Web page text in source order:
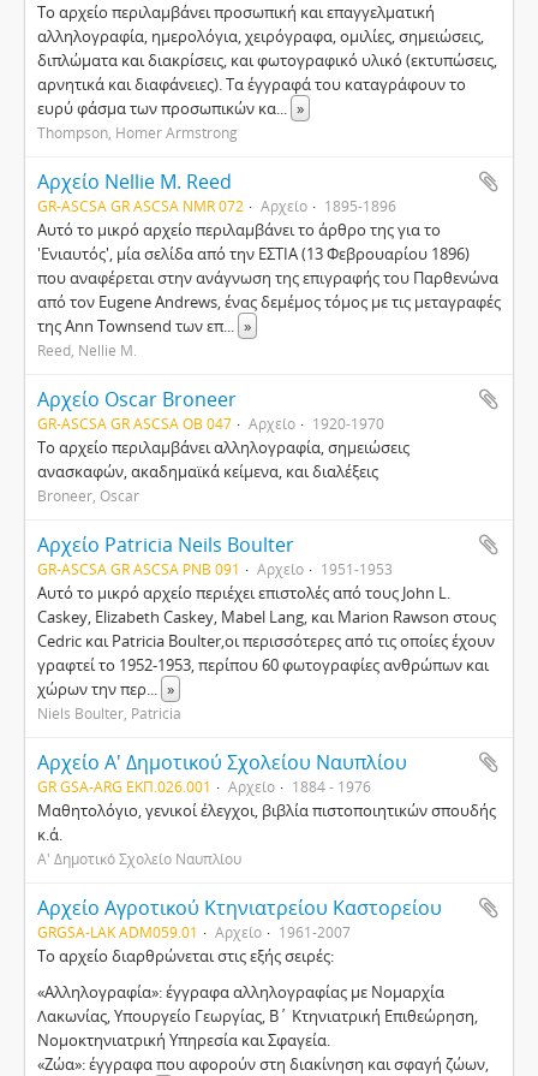
Το αρχείο περιλαμβάνει προσωπική και επαγγελματική
αλληλογραφία, ημερολόγια, χειρόγραφα, ομιλίες, σημειώσεις,
διπλώματα και διακρίσεις, και φωτογραφικό υλικό (εκτυπώσεις,
αρνητικά και διαφάνειες). Τα έγγραφά του καταγράφουν το
ευρύ φάσμα των προσωπικών κα... »
Thompson, Homer Armstrong
Αρχείο Nellie M. Reed
GR-ASCSA GR ASCSA NMR 072 Αρχείο 1895-1896
Αυτό το μικρό αρχείο περιλαμβάνει το άρθρο της για το
'Ενιαυτός', μία σελίδα από την ΕΣΤΙΑ (13 Φεβρουαρίου 1896)
που αναφέρεται στην ανάγνωση της επιγραφής του Παρθενώνα
από τον Eugene Andrews, ένας δεμέμος τόμος με τις μεταγραφές
της Ann Townsend των επ... »
Reed, Nellie M.
Αρχείο Oscar Broneer
GR-ASCSA GR ASCSA OB 047 Αρχείο 1920-1970
Το αρχείο περιλαμβάνει αλληλογραφία, σημειώσεις
ανασκαφών, ακαδημαϊκά κείμενα, και διαλέξεις
Broneer, Oscar
Αρχείο Patricia Neils Boulter
GR-ASCSA GR ASCSA PNB 091 Αρχείο 1951-1953
Αυτό το μικρό αρχείο περιέχει επιστολές από τους John L.
Caskey, Elizabeth Caskey, Mabel Lang, και Marion Rawson στους
Cedric και Patricia Boulter,οι περισσότερες από τις οποίες έχουν
γραφτεί το 1952-1953, περίπου 60 φωτογραφίες ανθρώπων και
χώρων την περ... »
Niels Boulter, Patricia
Αρχείο Α' Δημοτικού Σχολείου Ναυπλίου
GR GSA-ARG ΕΚΠ.026.001 Αρχείο 1884 - 1976
Μαθητολόγιο, γενικοί έλεγχοι, βιβλία πιστοποιητικών σπουδής
κ.ά.
Α' Δημοτικό Σχολείο Ναυπλίου
Αρχείο Αγροτικού Κτηνιατρείου Καστορείου
GRGSA-LAK ADM059.01 Αρχείο 1961-2007
Το αρχείο διαρθρώνεται στις εξής σειρές:
«Αλληλογραφία»: έγγραφα αλληλογραφίας με Νομαρχία
Λακωνίας, Υπουργείο Γεωργίας, Β΄ Κτηνιατρική Επιθεώρηση,
Νομοκτηνιατρική Υπηρεσία και Σφαγεία.
«Ζώα»: έγγραφα που αφορούν στη διακίνηση και σφαγή ζώων,